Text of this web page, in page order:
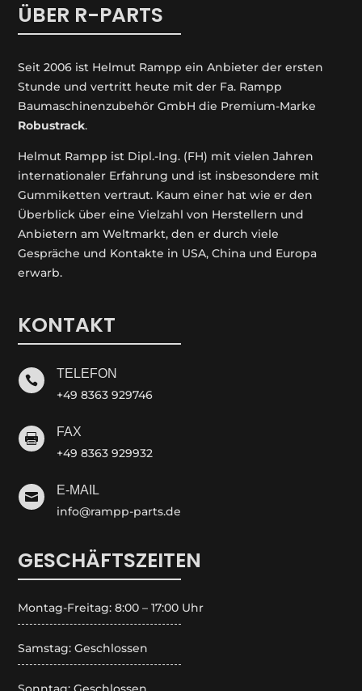
ÜBER R-PARTS
Seit 2006 ist Helmut Rampp ein An­bieter der ersten
Stunde und vertritt heute mit der Fa. Rampp
Baumaschinenzubehör GmbH die Premium-Marke
Robustrack.
Helmut Rampp ist Dipl.-Ing. (FH) mit vielen Jahren
internationaler Erfahrung und ist insbesondere mit
Gummiketten vertraut. Kaum einer hat wie er den
Überblick über eine Vielzahl von Herstellern und
Anbietern am Weltmarkt, den er durch viele
Gespräche und Kontakte in USA, China und Europa
erwarb.
KONTAKT
 TELEFON
+49 8363 929746
 FAX
+49 8363 929932
 E-MAIL
info@rampp-parts.de
GESCHÄFTSZEITEN
Montag-Freitag: 8:00 – 17:00 Uhr
Samstag: Geschlossen